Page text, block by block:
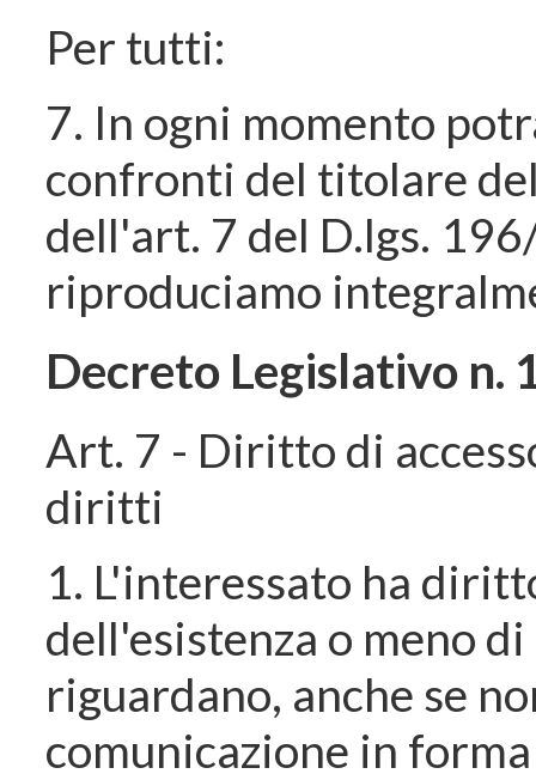
Per tutti:
7. In ogni momento
confronti del titolare
dell'art. 7 del D.lgs.
riproduciamo
Decreto Legislativo n.
Art. 7 - Diritto di
diritti
1. L'interessato ha
dell'esistenza o meno
riguardano, anche se
comunicazione in